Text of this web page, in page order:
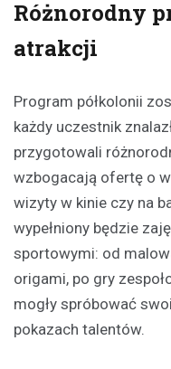
Różnorodny
atrakcji
Program półkolonii
każdy uczestnik
przygotowali
wzbogacają ofertę o
wizyty w kinie czy na
wypełniony będzie
sportowymi: od
origami, po gry
mogły spróbować
pokazach talentów.